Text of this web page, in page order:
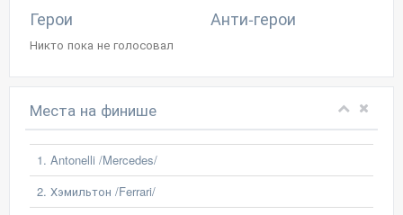
Герои
Никто пока не голосовал
Анти-герои
Места на финише
1. Antonelli /Mercedes/
2. Хэмильтон /Ferrari/